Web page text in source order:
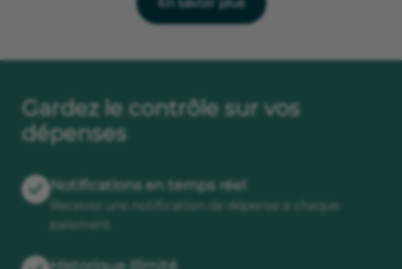
Gardez le contrôle sur vos
dépenses
Notifications en temps réel
Recevez une notification de dépense à chaque
paiement
Historique illimité